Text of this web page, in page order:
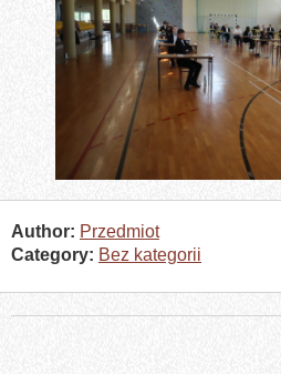
Author: Przedmiot
Category: Bez kategorii